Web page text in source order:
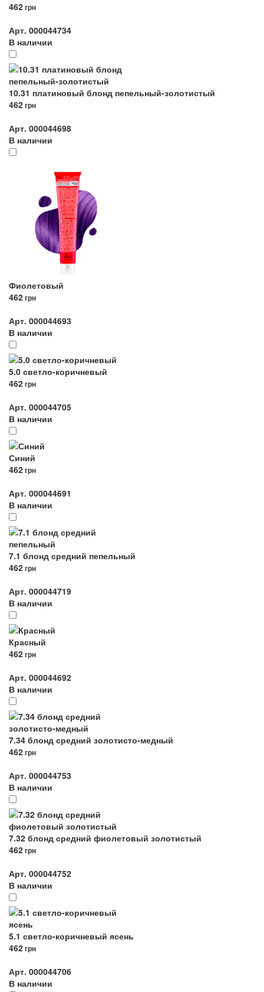
462грн
Арт. 000044734
В наличии
10.31 платиновый блонд пепельный-золотистый
462грн
Арт. 000044698
В наличии
Фиолетовый
462грн
Арт. 000044693
В наличии
5.0 светло-коричневый
462грн
Арт. 000044705
В наличии
Синий
462грн
Арт. 000044691
В наличии
7.1 блонд средний пепельный
462грн
Арт. 000044719
В наличии
Красный
462грн
Арт. 000044692
В наличии
7.34 блонд средний золотисто-медный
462грн
Арт. 000044753
В наличии
7.32 блонд средний фиолетовый золотистый
462грн
Арт. 000044752
В наличии
5.1 светло-коричневый ясень
462грн
Арт. 000044706
В наличии